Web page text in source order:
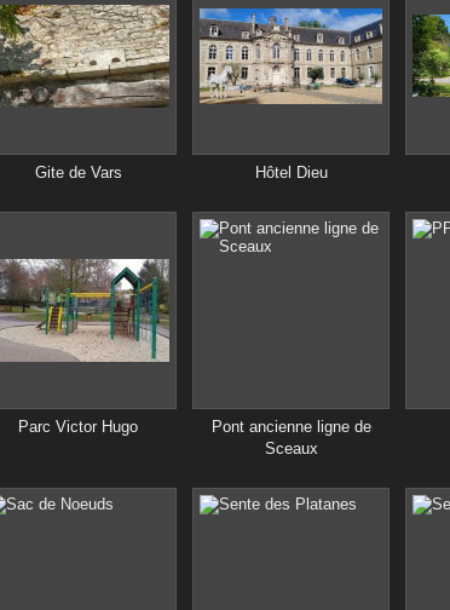
Gite de Vars Hôtel Dieu
Parc Victor Hugo
Pont ancienne ligne de
Sceaux